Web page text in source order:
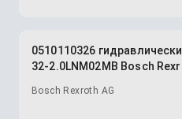
0510110326
32-2.0LNM02MB Bosch
Bosch Rexroth AG